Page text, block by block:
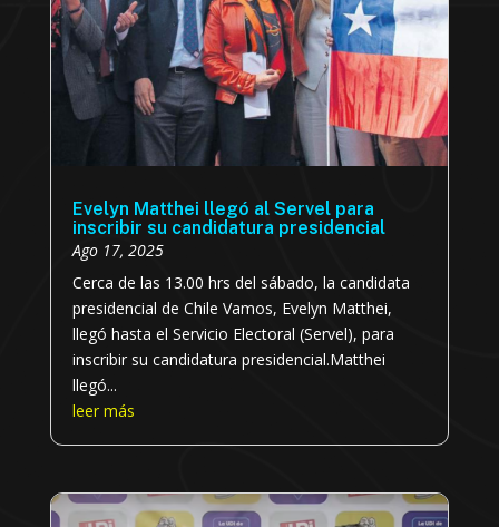
Evelyn Matthei llegó al Servel para
inscribir su candidatura presidencial
Ago 17, 2025
Cerca de las 13.00 hrs del sábado, la candidata
presidencial de Chile Vamos, Evelyn Matthei,
llegó hasta el Servicio Electoral (Servel), para
inscribir su candidatura presidencial.Matthei
llegó...
leer más